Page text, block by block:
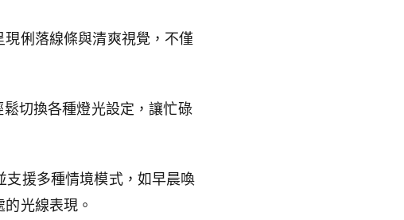
俐落線條與清爽視覺，不僅
切換各種燈光設定，讓忙碌
援多種情境模式，如早晨喚
光線表現。